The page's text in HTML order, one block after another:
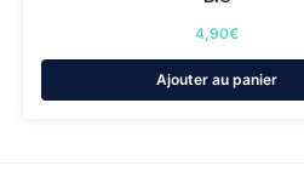
4,90€
Ajouter au panier